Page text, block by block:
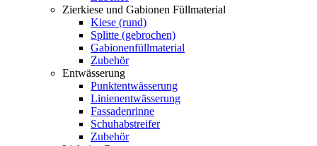
Zierkiese und Gabionen Füllmaterial
Kiese (rund)
Splitte (gebrochen)
Gabionenfüllmaterial
Zubehör
Entwässerung
Punktentwässerung
Linienentwässerung
Fassadenrinne
Schuhabstreifer
Zubehör